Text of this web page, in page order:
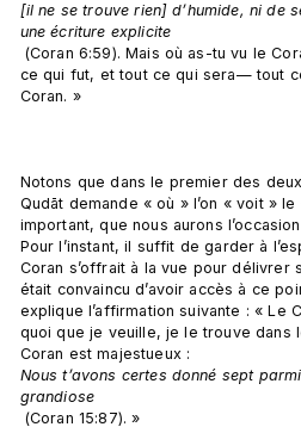
[il ne se trouve rien] d’humide, ni de
une écriture explicite
ce qui fut, et tout ce qui sera— tout
Coran. »
Notons que dans le premier des
Qudāt demande « où » l’on « voit »
important, que nous aurons
Pour l’instant, il suffit de garder à
Coran s’offrait à la vue pour délivrer
était convaincu d’avoir accès à ce
explique l’affirmation suivante : « Le
quoi que je veuille, je le trouve dans
Coran est majestueux :
Nous t’avons certes donné sept
grandiose